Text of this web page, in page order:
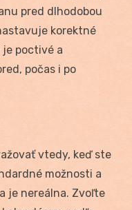
pred dlhodobou
korektné
poctivé a
počas i po
vtedy, keď ste
možnosti a
je nereálna. Zvoľte